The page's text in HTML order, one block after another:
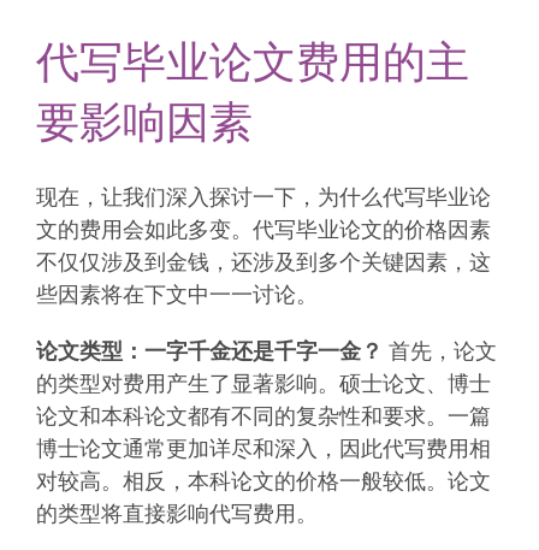
代写毕业论文费用的主
要影响因素
现在，让我们深入探讨一下，为什么代写毕业论
文的费用会如此多变。代写毕业论文的价格因素
不仅仅涉及到金钱，还涉及到多个关键因素，这
些因素将在下文中一一讨论。
论文类型：一字千金还是千字一金？ 首先，论文
的类型对费用产生了显著影响。硕士论文、博士
论文和本科论文都有不同的复杂性和要求。一篇
博士论文通常更加详尽和深入，因此代写费用相
对较高。相反，本科论文的价格一般较低。论文
的类型将直接影响代写费用。